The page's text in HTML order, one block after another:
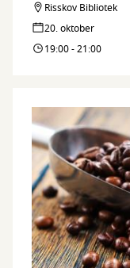
Risskov Bibliotek
20. oktober
19:00 - 21:00